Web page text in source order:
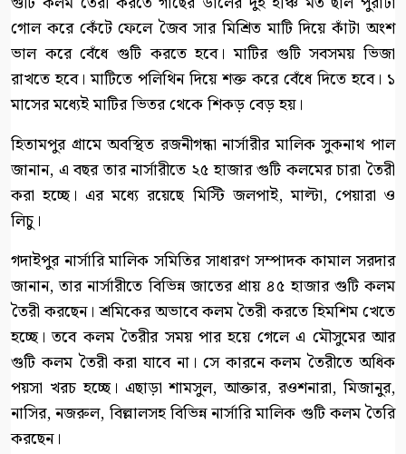
গোল করে কেঁটে ফেলে জৈব সার মিশ্রিত মাটি দিয়ে কাঁটা অংশ
ভাল করে বেঁধে গুটি করতে হবে। মাটির গুটি সবসময় ভিজা
রাখতে হবে। মাটিতে পলিথিন দিয়ে শক্ত করে বেঁধে দিতে হবে। ১
মাসের মধ্যেই মাটির ভিতর থেকে শিকড় বেড় হয়।
হিতামপুর গ্রামে অবস্থিত রজনীগন্ধা নার্সারীর মালিক সুকনাথ পাল
জানান, এ বছর তার নার্সারীতে ২৫ হাজার গুটি কলমের চারা তৈরী
করা হচ্ছে। এর মধ্যে রয়েছে মিস্টি জলপাই, মাল্টা, পেয়ারা ও
লিচু।
গদাইপুর নার্সারি মালিক সমিতির সাধারণ সম্পাদক কামাল সরদার
জানান, তার নার্সারীতে বিভিন্ন জাতের প্রায় ৪৫ হাজার গুটি কলম
তৈরী করছেন। শ্রমিকের অভাবে কলম তৈরী করতে হিমশিম খেতে
হচ্ছে। তবে কলম তৈরীর সময় পার হয়ে গেলে এ মৌসুমের আর
গুটি কলম তৈরী করা যাবে না। সে কারনে কলম তৈরীতে অধিক
পয়সা খরচ হচ্ছে। এছাড়া শামসুল, আক্তার, রওশনারা, মিজানুর,
নাসির, নজরুল, বিল্লালসহ বিভিন্ন নার্সারি মালিক গুটি কলম তৈরি
করছেন।